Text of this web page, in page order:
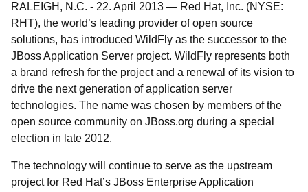
RALEIGH, N.C. - 22. April 2013 — Red Hat, Inc. (NYSE:
RHT), the world’s leading provider of open source
solutions, has introduced WildFly as the successor to the
JBoss Application Server project. WildFly represents both
a brand refresh for the project and a renewal of its vision to
drive the next generation of application server
technologies. The name was chosen by members of the
open source community on JBoss.org during a special
election in late 2012.
The technology will continue to serve as the upstream
project for Red Hat’s JBoss Enterprise Application